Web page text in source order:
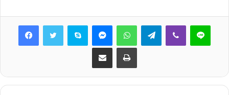
Skype MessengerWhatsAppTelegramViber Line
Share via Email Print